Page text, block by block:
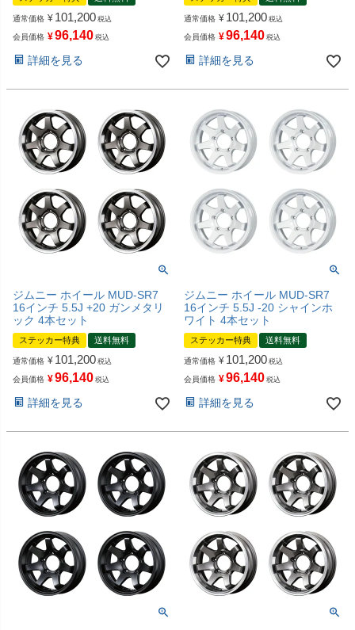
通常価格 ¥ 101,200 税込
会員価格 ¥96,140 税込
詳細を見る
通常価格 ¥ 101,200 税込
会員価格 ¥96,140 税込
詳細を見る
ジムニー ホイール MUD-SR7
16インチ 5.5J +20 ガンメタリ
ック 4本セット
ステッカー特典 送料無料
通常価格 ¥ 101,200 税込
会員価格 ¥96,140 税込
詳細を見る
ジムニー ホイール MUD-SR7
16インチ 5.5J -20 シャインホ
ワイト 4本セット
ステッカー特典 送料無料
通常価格 ¥ 101,200 税込
会員価格 ¥96,140 税込
詳細を見る